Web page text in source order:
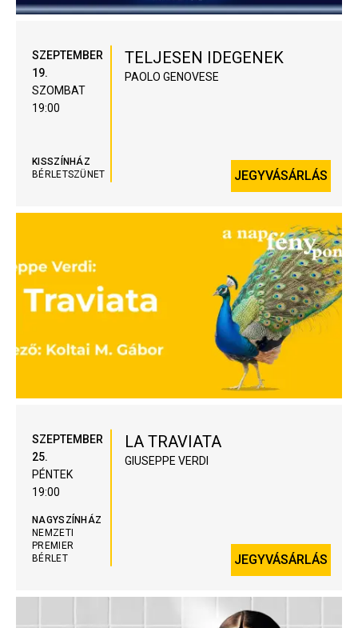
SZEPTEMBER
19.
SZOMBAT
19:00
KISSZÍNHÁZ
BÉRLETSZÜNET
TELJESEN IDEGENEK
PAOLO GENOVESE
JEGYVÁSÁRLÁS
SZEPTEMBER
25.
PÉNTEK
19:00
NAGYSZÍNHÁZ
NEMZETI
PREMIER
BÉRLET
LA TRAVIATA
GIUSEPPE VERDI
JEGYVÁSÁRLÁS